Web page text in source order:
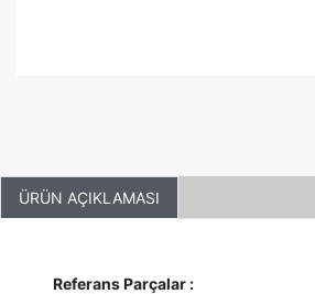
ÜRÜN AÇIKLAMASI
Referans Parçalar :